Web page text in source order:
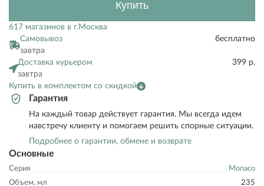
Основные
Серия
Monaco
Объем, мл
235
Купить
617 магазинов в г.Москва
Самовывоз
завтра
бесплатно
Доставка курьером
завтра
399 р.
Купить в комплектом со скидкой
Гарантия
На каждый товар действует гарантия. Мы всегда идем
навстречу клиенту и помогаем решить спорные ситуации.
Подробнее о гарантии, обмене и возврате